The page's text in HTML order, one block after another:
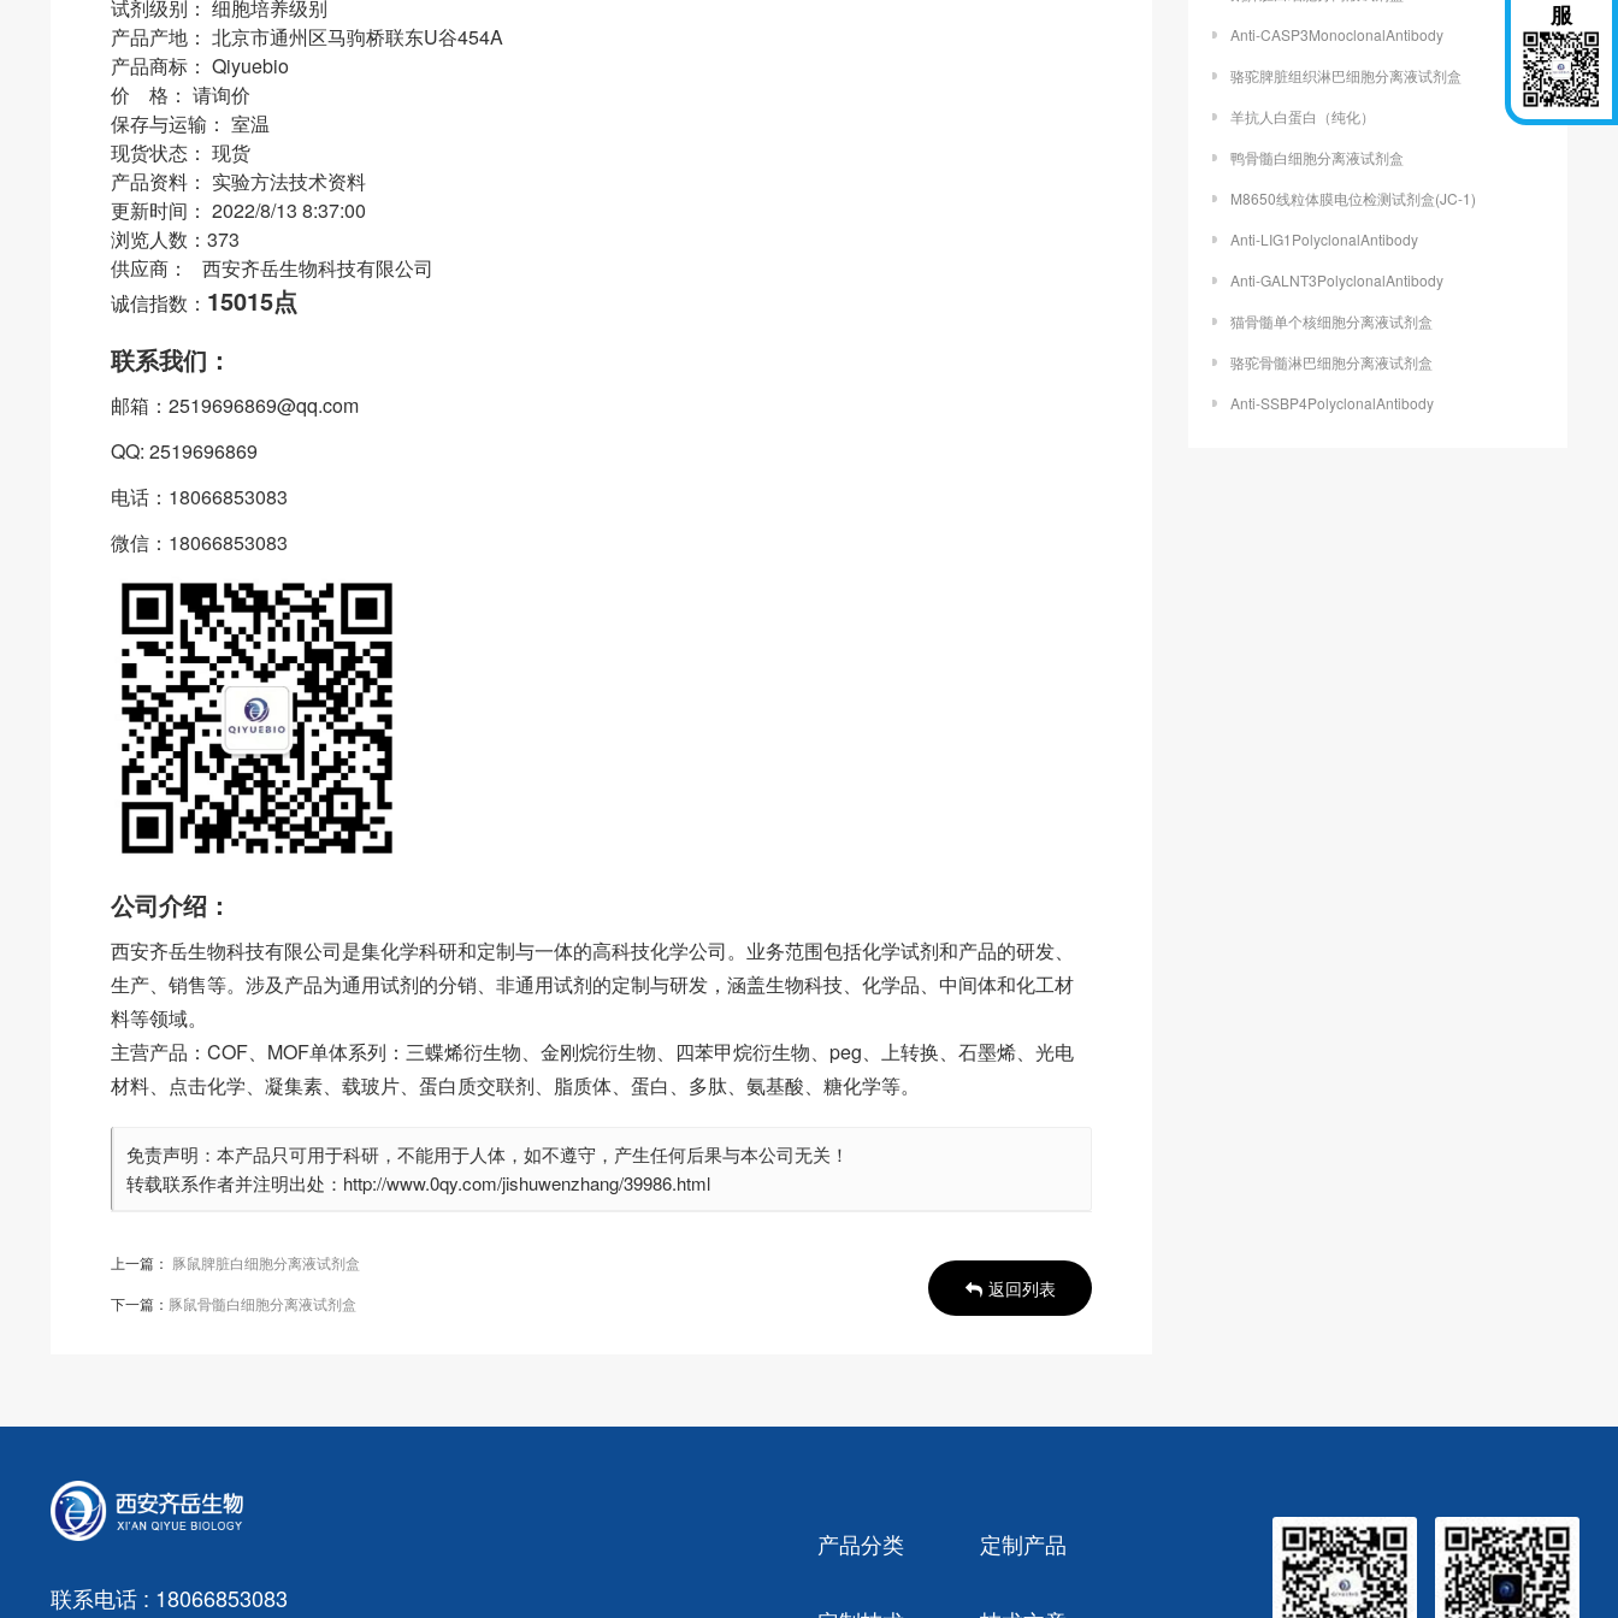
试剂级别： 细胞培养级别
产品产地： 北京市通州区马驹桥联东U谷454A
产品商标： Qiyuebio
价 格： 请询价
保存与运输： 室温
现货状态： 现货
产品资料： 实验方法技术资料
更新时间： 2022/8/13 8:37:00
浏览人数：373
供应商： 西安齐岳生物科技有限公司
诚信指数： 15015点
联系我们：
邮箱：2519696869@qq.com
QQ: 2519696869
电话：18066853083
微信：18066853083
公司介绍：
西安齐岳生物科技有限公司是集化学科研和定制与一体的高科技化学公司。业务范围包括化学试剂和产品的研发、
生产、销售等。涉及产品为通用试剂的分销、非通用试剂的定制与研发，涵盖生物科技、化学品、中间体和化工材
料等领域。
主营产品：COF、MOF单体系列：三蝶烯衍生物、金刚烷衍生物、四苯甲烷衍生物、peg、上转换、石墨烯、光电
材料、点击化学、凝集素、载玻片、蛋白质交联剂、脂质体、蛋白、多肽、氨基酸、糖化学等。
免责声明：本产品只可用于科研，不能用于人体，如不遵守，产生任何后果与本公司无关！
转载联系作者并注明出处：http://www.0qy.com/jishuwenzhang/39986.html
上一篇： 豚鼠脾脏白细胞分离液试剂盒
下一篇： 豚鼠骨髓白细胞分离液试剂盒
返回列表
Anti-CASP3MonoclonalAntibody
骆驼脾脏组织淋巴细胞分离液试剂盒
羊抗人白蛋白（纯化）
鸭骨髓白细胞分离液试剂盒
M8650线粒体膜电位检测试剂盒(JC-1)
Anti-LIG1PolyclonalAntibody
Anti-GALNT3PolyclonalAntibody
猫骨髓单个核细胞分离液试剂盒
骆驼骨髓淋巴细胞分离液试剂盒
Anti-SSBP4PolyclonalAntibody
服
联系电话 : 18066853083
产品分类 定制产品